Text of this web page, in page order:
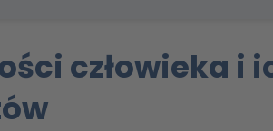
człowieka i